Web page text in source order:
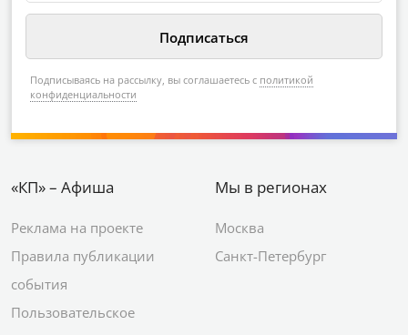
Подписываясь на рассылку, вы соглашаетесь с политикой
конфиденциальности
«КП» – Афиша
Реклама на проекте
Правила публикации
события
Пользовательское
Мы в регионах
Москва
Санкт-Петербург